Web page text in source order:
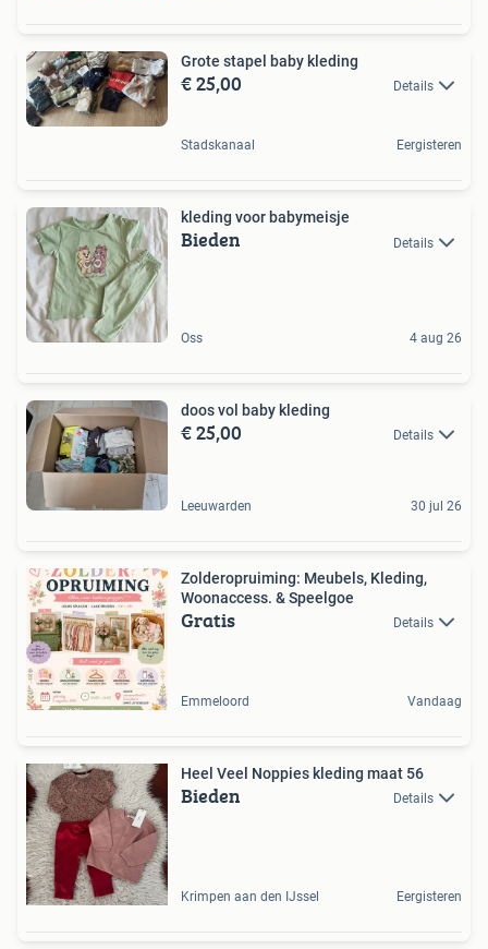
Grote stapel baby kleding
€ 25,00 Details
Stadskanaal Eergisteren
kleding voor babymeisje
Bieden Details
Oss 4 aug 26
doos vol baby kleding
€ 25,00 Details
Leeuwarden 30 jul 26
Zolderopruiming: Meubels, Kleding,
Woonaccess. & Speelgoe
Gratis Details
Emmeloord Vandaag
Heel Veel Noppies kleding maat 56
Bieden Details
Krimpen aan den IJssel Eergisteren